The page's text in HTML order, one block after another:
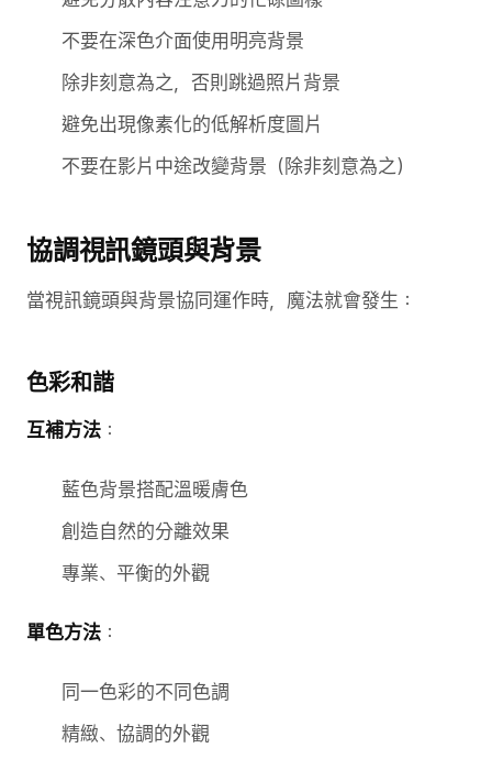
不要在深色介面使用明亮背景
除非刻意為之，否則跳過照片背景
避免出現像素化的低解析度圖片
不要在影片中途改變背景（除非刻意為之）
協調視訊鏡頭與背景
當視訊鏡頭與背景協同運作時，魔法就會發生：
色彩和諧
互補方法 ：
藍色背景搭配溫暖膚色
創造自然的分離效果
專業、平衡的外觀
單色方法 ：
同一色彩的不同色調
精緻、協調的外觀